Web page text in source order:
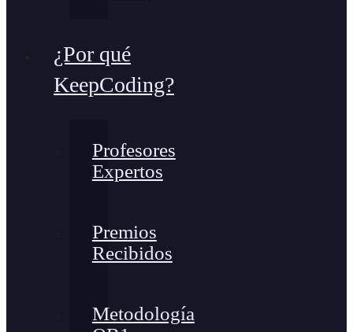
¿Por qué
KeepCoding?
Profesores
Expertos
Premios
Recibidos
Metodología